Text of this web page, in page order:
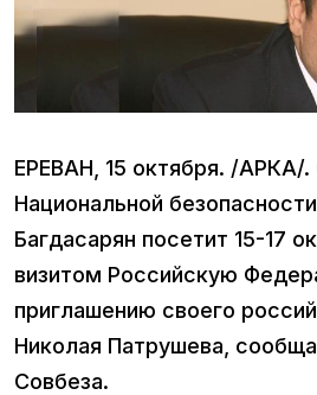
ЕРЕВАН, 15 октября. /АРКА/
Национальной
Багдасарян посетит 15-17
визитом Российскую
приглашению своего
Николая Патрушева,
Совбеза.